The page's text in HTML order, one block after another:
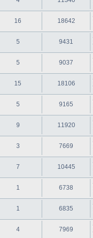
16 18642
5 9431
5 9037
15 18106
5 9165
9 11920
3 7669
7 10445
1 6738
1 6835
4 7969